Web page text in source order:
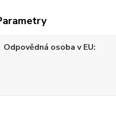
Odpovědná osoba v EU